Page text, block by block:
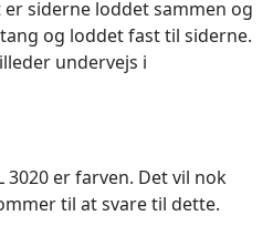
siderne loddet sammen og
og loddet fast til siderne.
undervejs i
3020 er farven. Det vil nok
til at svare til dette.